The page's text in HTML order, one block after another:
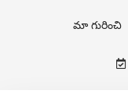
మా గురించి